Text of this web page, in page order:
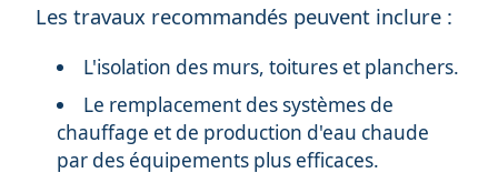
Les travaux recommandés peuvent inclure :
L'isolation des murs, toitures et planchers.
Le remplacement des systèmes de
chauffage et de production d'eau chaude
par des équipements plus efficaces.